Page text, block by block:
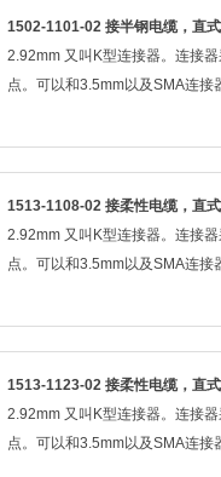
1502-1101-02 接半钢电缆，直
2.92mm 又叫K型连接器。连接
点。可以和3.5mm以及SMA连接
1513-1108-02 接柔性电缆，直
2.92mm 又叫K型连接器。连接
点。可以和3.5mm以及SMA连接
1513-1123-02 接柔性电缆，直
2.92mm 又叫K型连接器。连接
点。可以和3.5mm以及SMA连接